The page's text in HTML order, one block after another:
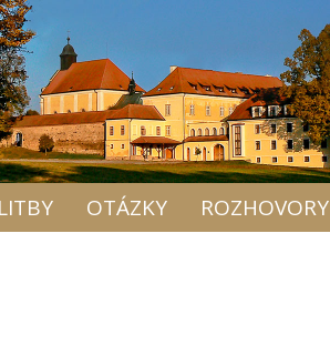
OTÁZKY ROZHOVORY